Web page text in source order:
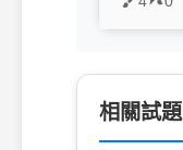
相關試題